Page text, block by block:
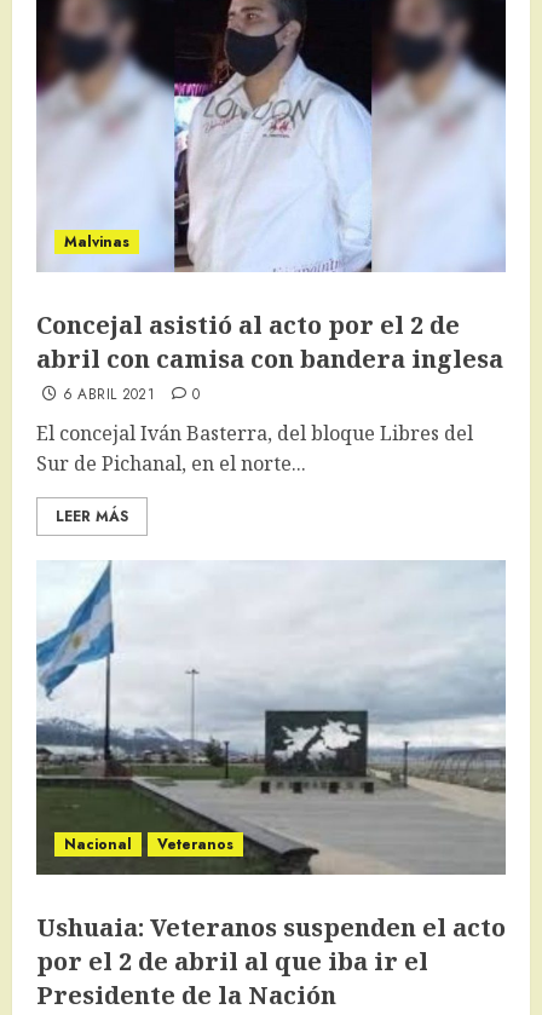
Malvinas
Concejal asistió al acto por el 2 de
abril con camisa con bandera inglesa
6 ABRIL 2021 0
El concejal Iván Basterra, del bloque Libres del
Sur de Pichanal, en el norte...
LEER MÁS
Nacional Veteranos
Ushuaia: Veteranos suspenden el acto
por el 2 de abril al que iba ir el
Presidente de la Nación